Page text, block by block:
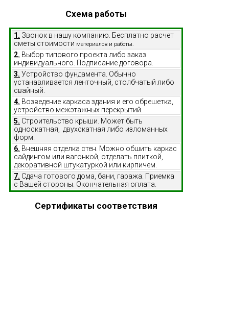
Схема работы
1. Звонок в нашу компанию. Бесплатно расчет
сметы стоимости материалов и работы.
2. Выбор типового проекта либо заказ
индивидуального. Подписание договора.
3. Устройство фундамента. Обычно
устанавливается ленточный, столбчатый либо
свайный.
4. Возведение каркаса здания и его обрешетка,
устройство межэтажных перекрытий.
5. Строительство крыши. Может быть
односкатная, двухскатная либо изломанных
форм.
6. Внешняя отделка стен. Можно обшить каркас
сайдингом или вагонкой, отделать плиткой,
декоративной штукатуркой или кирпичем.
7. Сдача готового дома, бани, гаража. Приемка
с Вашей стороны. Окончательная оплата.
Сертификаты соответствия